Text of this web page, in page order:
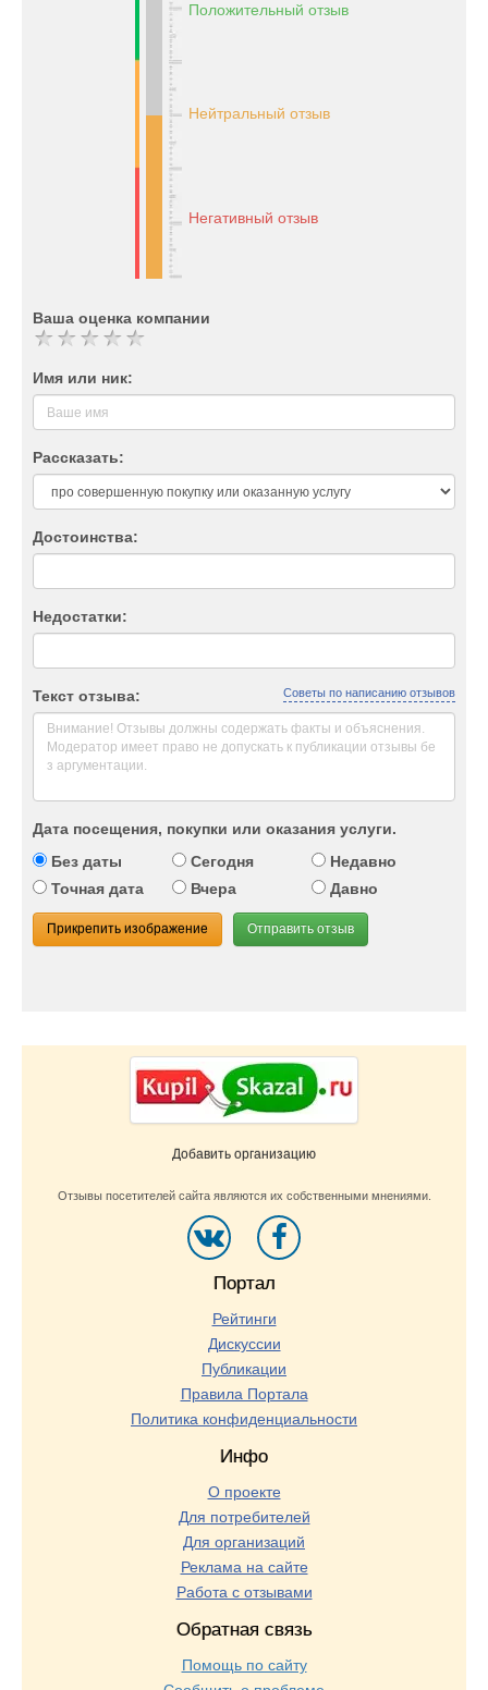
Положительный отзыв
Нейтральный отзыв
Негативный отзыв
Ваша оценка компании
Имя или ник:
Рассказать:
Достоинства:
Недостатки:
Текст отзыва: Советы по написанию отзывов
Дата посещения, покупки или оказания услуги.
Без даты
Сегодня
Недавно
Точная дата
Вчера Давно
Прикрепить изображение Отправить отзыв
Добавить организацию
Отзывы посетителей сайта являются их собственными мнениями.
Портал
Рейтинги
Дискуссии
Публикации
Правила Портала
Политика конфиденциальности
Инфо
О проекте
Для потребителей
Для организаций
Реклама на сайте
Работа с отзывами
Обратная связь
Помощь по сайту